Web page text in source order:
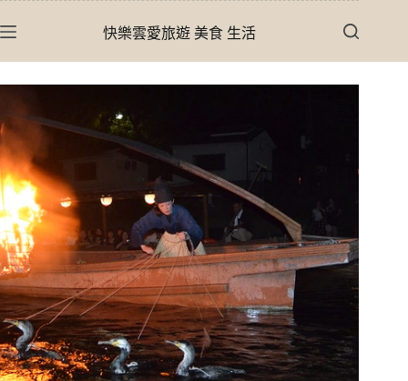
至
容
快樂雲愛旅遊 美食 生活